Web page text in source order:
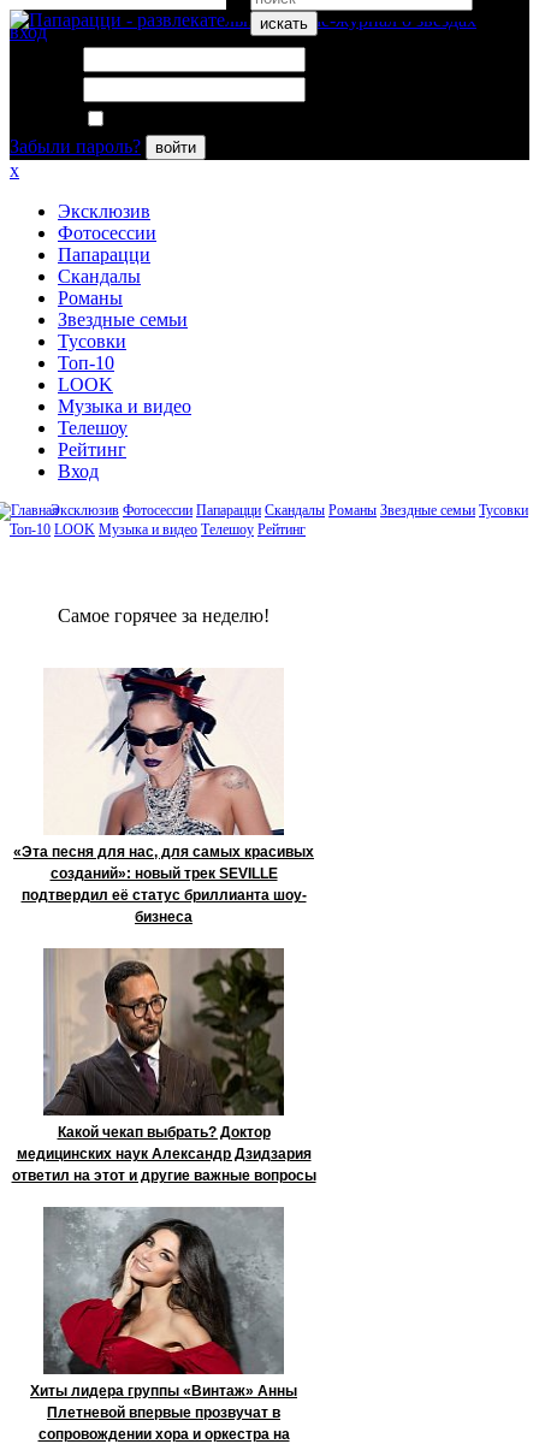
искать
вход
Забыли пароль?
войти
x
Эксклюзив
Фотосессии
Папарацци
Скандалы
Романы
Звездные семьи
Тусовки
Топ-10
LOOK
Музыка и видео
Телешоу
Рейтинг
Вход
Эксклюзив Фотосессии Папарацци Скандалы Романы Звездные семьи Тусовки
Топ-10 LOOK Музыка и видео Телешоу Рейтинг
Сaмое гoрячее за неделю!
«Эта песня для нас, для самых красивых
созданий»: новый трек SEVILLE
подтвердил её статус бриллианта шоу-
бизнеса
Какой чекап выбрать? Доктор
медицинских наук Александр Дзидзария
ответил на этот и другие важные вопросы
Хиты лидера группы «Винтаж» Анны
Плетневой впервые прозвучат в
сопровождении хора и оркестра на